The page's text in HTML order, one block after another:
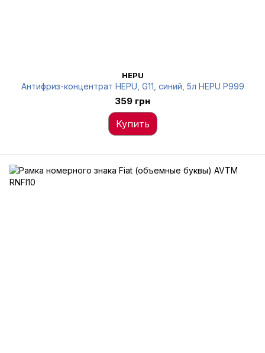
HEPU
Антифриз-концентрат HEPU, G11, синий, 5л HEPU P999
359 грн
Купить